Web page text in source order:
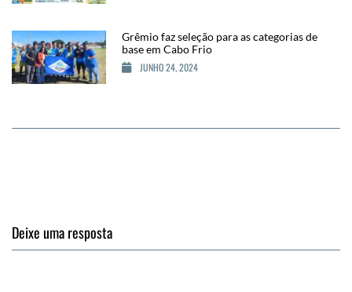
Grêmio faz seleção para as categorias de
base em Cabo Frio
JUNHO 24, 2024
Deixe uma resposta